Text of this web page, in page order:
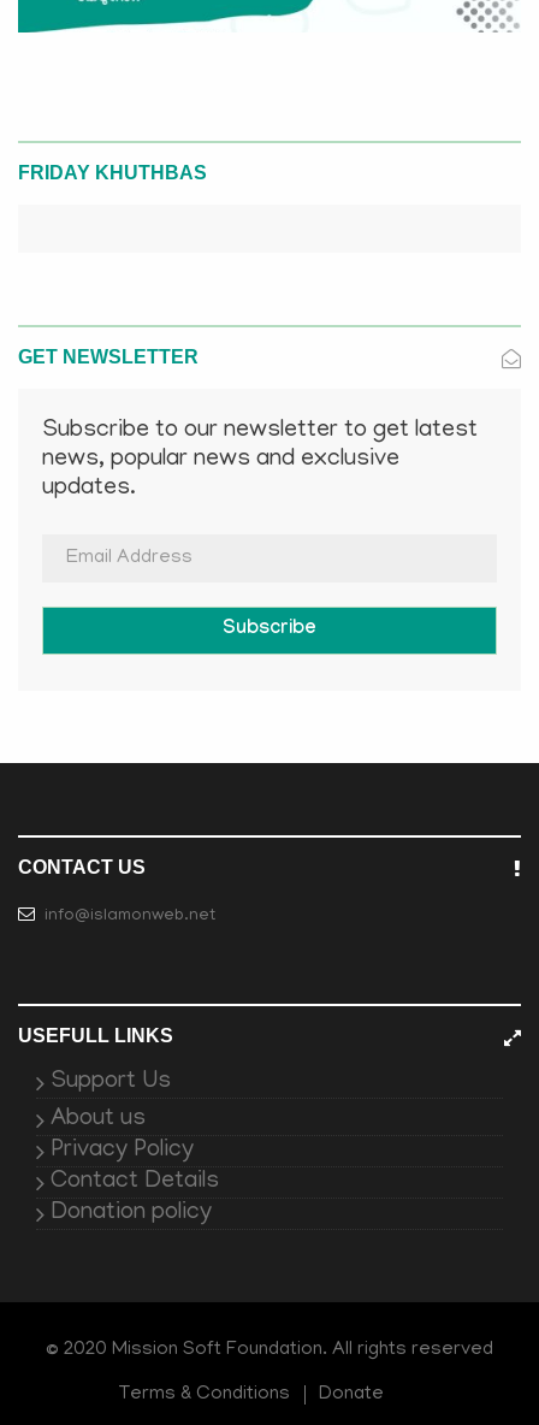
FRIDAY KHUTHBAS
GET NEWSLETTER
Subscribe to our newsletter to get latest
news, popular news and exclusive
updates.
Subscribe
CONTACT US
info@islamonweb.net
USEFULL LINKS
Support Us
About us
Privacy Policy
Contact Details
Donation policy
© 2020 Mission Soft Foundation. All rights reserved
Terms & Conditions Donate